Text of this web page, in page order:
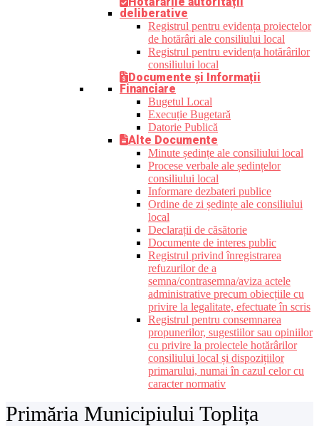
deliberative
Registrul pentru evidența proiectelor
de hotărâri ale consiliului local
Registrul pentru evidența hotărârilor
consiliului local
Documente și Informații
Financiare
Bugetul Local
Execuție Bugetară
Datorie Publică
Alte Documente
Minute ședințe ale consiliului local
Procese verbale ale ședințelor
consiliului local
Informare dezbateri publice
Ordine de zi ședințe ale consiliului
local
Declarații de căsătorie
Documente de interes public
Registrul privind înregistrarea
refuzurilor de a
semna/contrasemna/aviza actele
administrative precum obiecțiile cu
privire la legalitate, efectuate în scris
Registrul pentru consemnarea
propunerilor, sugestiilor sau opiniilor
cu privire la proiectele hotărârilor
consiliului local și dispozițiilor
primarului, numai în cazul celor cu
caracter normativ
Primăria Municipiului Toplița